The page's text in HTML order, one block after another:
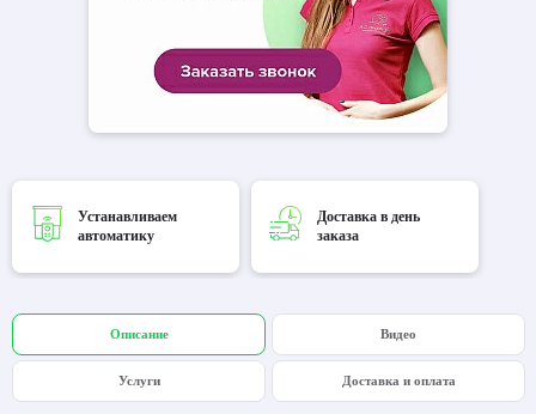
Устанавливаем
автоматику
Доставка в день
заказа
Описание Видео
Услуги Доставка и оплата